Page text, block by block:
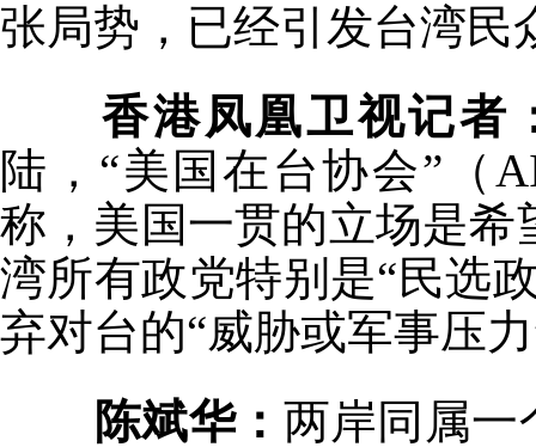
张局势，已经引发台湾民
香港凤凰卫视记者
陆，“美国在台协会”（
称，美国一贯的立场是
湾所有政党特别是“民选
弃对台的“威胁或军事压
陈斌华： 两岸同属一